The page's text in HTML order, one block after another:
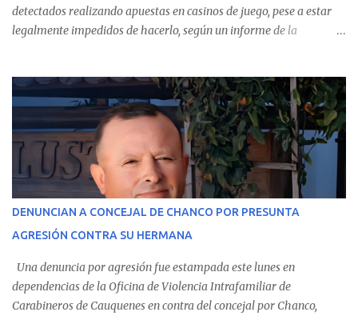
detectados realizando apuestas en casinos de juego, pese a estar
legalmente impedidos de hacerlo, según un informe de la
estableció que estos funcionarios —quienes administran o
custodian fondos públicos— efectuaron transacciones por un
monto total de $116.075.918 entre enero de 2024 y junio de 2025.
En el detalle regional, se indica que en la comuna de Cauquenes se
identificó a cuatro funcionarios involucrados en este tipo de
operaciones. Asimismo, se precisa que uno de los casos
corresponde a un funcionario de la Municipalidad de Chanco,
detectaron incumplimientos a la normativa vigente. El informe
precisa que la mayor cantidad de dinero apostado se registró en
Talca, donde...
DENUNCIAN A CONCEJAL DE CHANCO POR PRESUNTA
AGRESIÓN CONTRA SU HERMANA
Una denuncia por agresión fue estampada este lunes en
dependencias de la Oficina de Violencia Intrafamiliar de
Carabineros de Cauquenes en contra del concejal por Chanco,